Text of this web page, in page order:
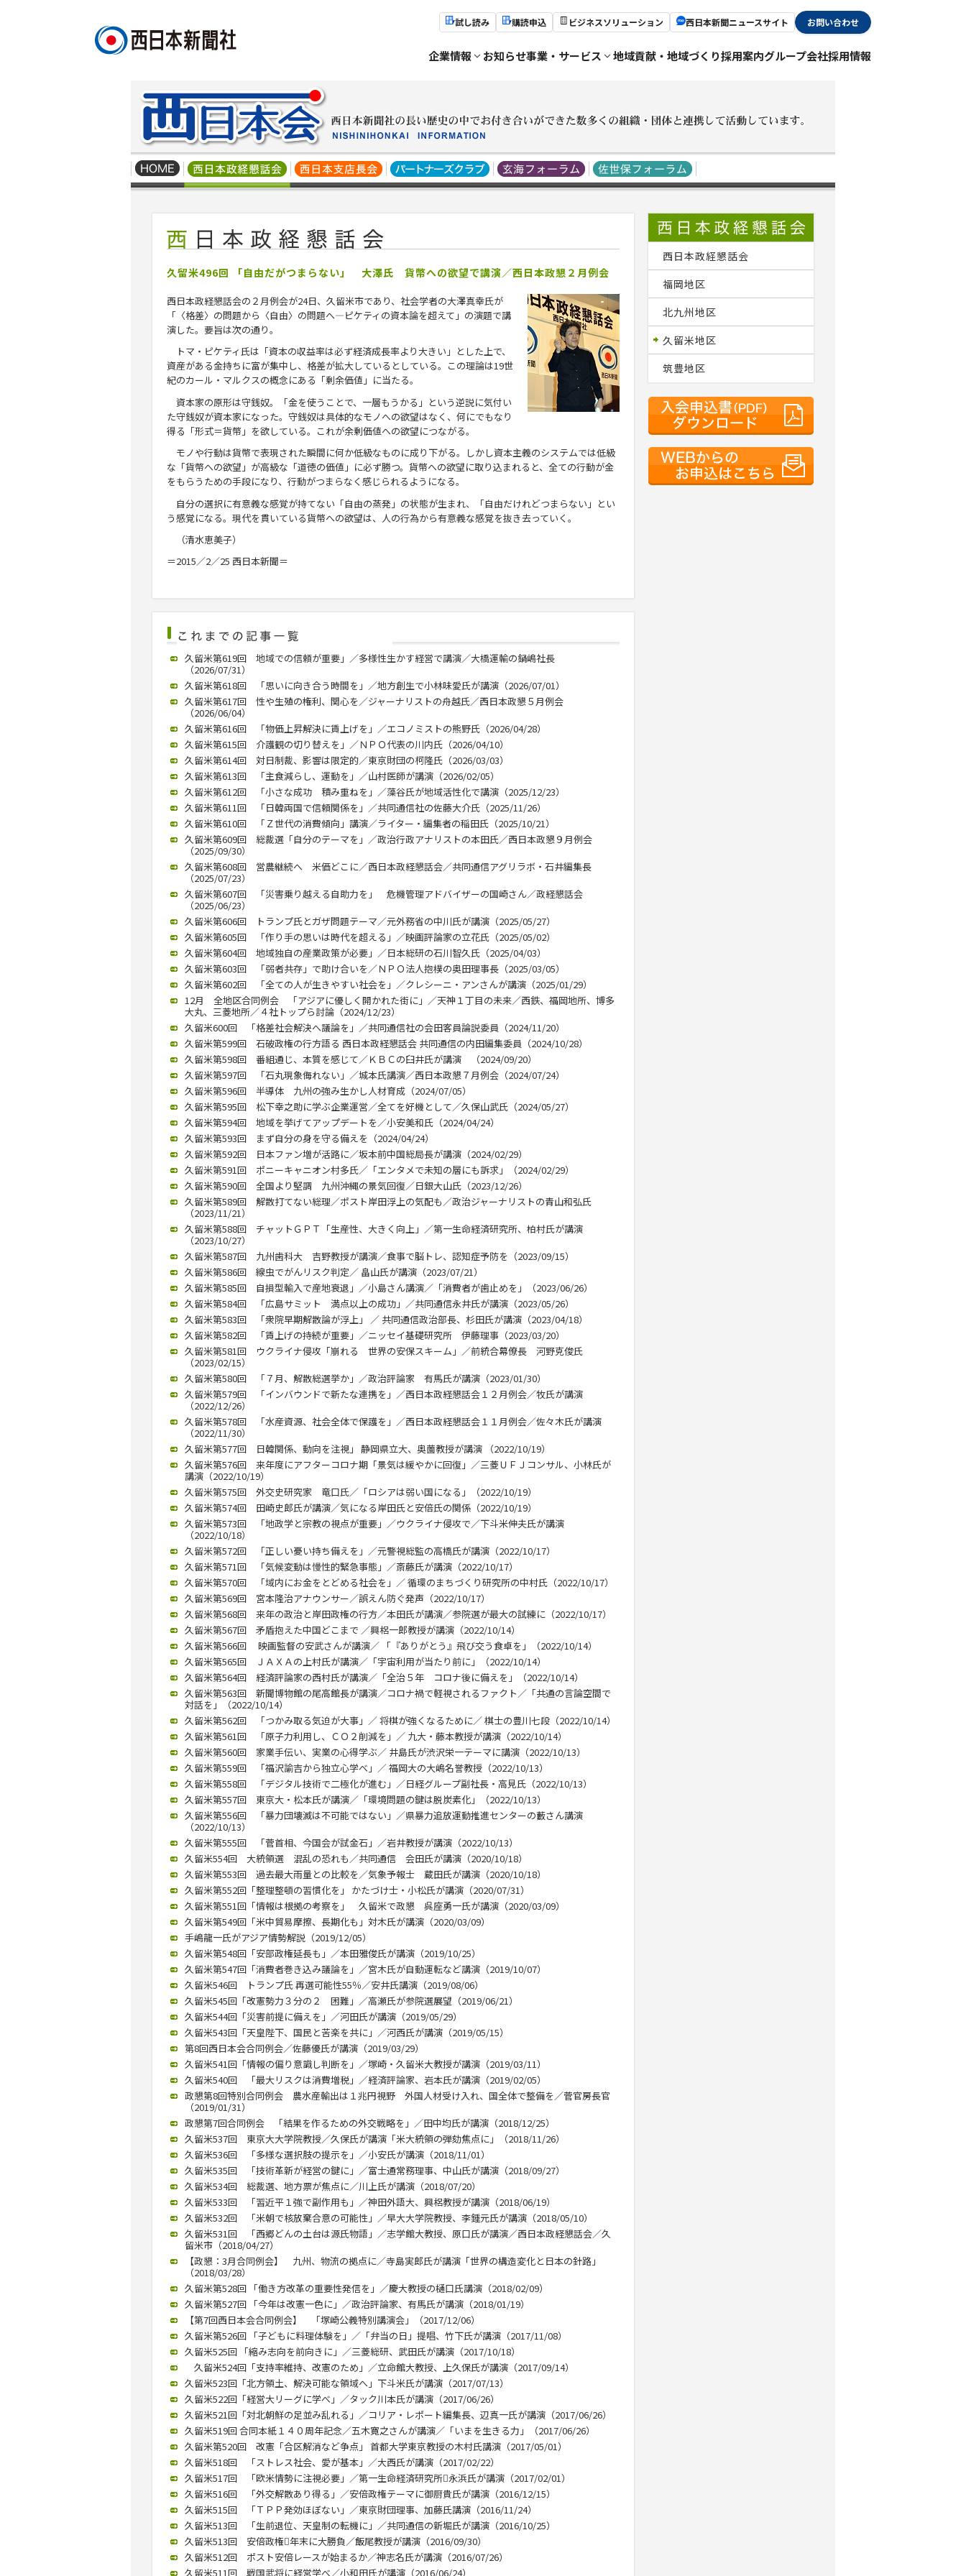
試し読み 購読申込 ビジネスソリューション 西日本新聞ニュースサイト お問い合わせ
企業情報 お知らせ事業・サービス 地域貢献・地域づくり採用案内グループ会社採用情報
久留米496回 「自由だがつまらない」 大澤氏 貨幣への欲望で講演／西日本政懇２月例会
西日本政経懇話会の２月例会が24日、久留米市であり、社会学者の大澤真幸氏が
「〈格差〉の問題から〈自由〉の問題へ―ピケティの資本論を超えて」の演題で講
演した。要旨は次の通り。
トマ・ピケティ氏は「資本の収益率は必ず経済成長率より大きい」とした上で、
資産がある金持ちに富が集中し、格差が拡大しているとしている。この理論は19世
紀のカール・マルクスの概念にある「剰余価値」に当たる。
資本家の原形は守銭奴。「金を使うことで、一層もうかる」という逆説に気付い
た守銭奴が資本家になった。守銭奴は具体的なモノへの欲望はなく、何にでもなり
得る「形式＝貨幣」を欲している。これが余剰価値への欲望につながる。
モノや行動は貨幣で表現された瞬間に何か低級なものに成り下がる。しかし資本主義のシステムでは低級
な「貨幣への欲望」が高級な「道徳の価値」に必ず勝つ。貨幣への欲望に取り込まれると、全ての行動が金
をもらうための手段になり、行動がつまらなく感じられるようになる。
自分の選択に有意義な感覚が持てない「自由の蒸発」の状態が生まれ、「自由だけれどつまらない」とい
う感覚になる。現代を貫いている貨幣への欲望は、人の行為から有意義な感覚を抜き去っていく。
（清水恵美子）
＝2015／2／25 西日本新聞＝
久留米第619回 地域での信頼が重要」／多様性生かす経営で講演／大橋運輸の鍋嶋社長
（2026/07/31）
久留米第618回 「思いに向き合う時間を」／地方創生で小林味愛氏が講演（2026/07/01）
久留米第617回 性や生殖の権利、関心を／ジャーナリストの舟越氏／西日本政懇５月例会
（2026/06/04）
久留米第616回 「物価上昇解決に賃上げを」／エコノミストの熊野氏（2026/04/28）
久留米第615回 介護観の切り替えを」／ＮＰＯ代表の川内氏（2026/04/10）
久留米第614回 対日制裁、影響は限定的／東京財団の柯隆氏（2026/03/03）
久留米第613回 「主食減らし、運動を」／山村医師が講演（2026/02/05）
久留米第612回 「小さな成功 積み重ねを」／藻谷氏が地域活性化で講演（2025/12/23）
久留米第611回 「日韓両国で信頼関係を」／共同通信社の佐藤大介氏（2025/11/26）
久留米第610回 「Ｚ世代の消費傾向」講演／ライター・編集者の稲田氏（2025/10/21）
久留米第609回 総裁選「自分のテーマを」／政治行政アナリストの本田氏／西日本政懇９月例会
（2025/09/30）
久留米第608回 営農継続へ 米価どこに／西日本政経懇話会／共同通信アグリラボ・石井編集長
（2025/07/23）
久留米第607回 「災害乗り越える自助力を」 危機管理アドバイザーの国崎さん／政経懇話会
（2025/06/23）
久留米第606回 トランプ氏とガザ問題テーマ／元外務省の中川氏が講演（2025/05/27）
久留米第605回 「作り手の思いは時代を超える」／映画評論家の立花氏（2025/05/02）
久留米第604回 地域独自の産業政策が必要」／日本総研の石川智久氏（2025/04/03）
久留米第603回 「弱者共存」で助け合いを／ＮＰＯ法人抱樸の奥田理事長（2025/03/05）
久留米第602回 「全ての人が生きやすい社会を」／クレシーニ・アンさんが講演（2025/01/29）
12月 全地区合同例会 「アジアに優しく開かれた街に」／天神１丁目の未来／西鉄、福岡地所、博多
大丸、三菱地所／４社トップら討論（2024/12/23）
久留米600回 「格差社会解決へ議論を」／共同通信社の会田客員論説委員（2024/11/20）
久留米第599回 石破政権の行方語る 西日本政経懇話会 共同通信の内田編集委員（2024/10/28）
久留米第598回 番組通じ、本質を感じて／ＫＢＣの臼井氏が講演 （2024/09/20）
久留米第597回 「石丸現象侮れない」／城本氏講演／西日本政懇７月例会（2024/07/24）
久留米第596回 半導体 九州の強み生かし人材育成（2024/07/05）
久留米第595回 松下幸之助に学ぶ企業運営／全てを好機として／久保山武氏（2024/05/27）
久留米第594回 地域を挙げてアップデートを／小安美和氏（2024/04/24）
久留米第593回 まず自分の身を守る備えを（2024/04/24）
久留米第592回 日本ファン増が活路に／坂本前中国総局長が講演（2024/02/29）
久留米第591回 ポニーキャニオン村多氏／「エンタメで未知の層にも訴求」（2024/02/29）
久留米第590回 全国より堅調 九州沖縄の景気回復／日銀大山氏（2023/12/26）
久留米第589回 解散打てない総理／ポスト岸田浮上の気配も／政治ジャーナリストの青山和弘氏
（2023/11/21）
久留米第588回 チャットＧＰＴ「生産性、大きく向上」／第一生命経済研究所、柏村氏が講演
（2023/10/27）
久留米第587回 九州歯科大 吉野教授が講演／食事で脳トレ、認知症予防を（2023/09/15）
久留米第586回 線虫でがんリスク判定／ 畠山氏が講演（2023/07/21）
久留米第585回 自損型輸入で産地衰退」／小島さん講演／「消費者が歯止めを」（2023/06/26）
久留米第584回 「広島サミット 満点以上の成功」／共同通信永井氏が講演（2023/05/26）
久留米第583回 「衆院早期解散論が浮上」 ／ 共同通信政治部長、杉田氏が講演（2023/04/18）
久留米第582回 「賃上げの持続が重要」／ニッセイ基礎研究所 伊藤理事（2023/03/20）
久留米第581回 ウクライナ侵攻「崩れる 世界の安保スキーム」／前統合幕僚長 河野克俊氏
（2023/02/15）
久留米第580回 「７月、解散総選挙か」／政治評論家 有馬氏が講演（2023/01/30）
久留米第579回 「インバウンドで新たな連携を」／西日本政経懇話会１２月例会／牧氏が講演
（2022/12/26）
久留米第578回 「水産資源、社会全体で保護を」／西日本政経懇話会１１月例会／佐々木氏が講演
（2022/11/30）
久留米第577回 日韓関係、動向を注視」 静岡県立大、奥薗教授が講演 （2022/10/19）
久留米第576回 来年度にアフターコロナ期「景気は緩やかに回復」／三菱ＵＦＪコンサル、小林氏が
講演（2022/10/19）
久留米第575回 外交史研究家 竜口氏／「ロシアは弱い国になる」（2022/10/19）
久留米第574回 田崎史郎氏が講演／気になる岸田氏と安倍氏の関係（2022/10/19）
久留米第573回 「地政学と宗教の視点が重要」／ウクライナ侵攻で／下斗米伸夫氏が講演
（2022/10/18）
久留米第572回 「正しい憂い持ち備えを」／元警視総監の高橋氏が講演（2022/10/17）
久留米第571回 「気候変動は慢性的緊急事態」／斎藤氏が講演（2022/10/17）
久留米第570回 「域内にお金をとどめる社会を」／ 循環のまちづくり研究所の中村氏（2022/10/17）
久留米第569回 宮本隆治アナウンサー／誤えん防ぐ発声（2022/10/17）
久留米第568回 来年の政治と岸田政権の行方／本田氏が講演／参院選が最大の試練に（2022/10/17）
久留米第567回 矛盾抱えた中国どこまで ／興梠一郎教授が講演（2022/10/14）
久留米第566回 映画監督の安武さんが講演／ 「『ありがとう』飛び交う食卓を」（2022/10/14）
久留米第565回 ＪＡＸＡの上村氏が講演／「宇宙利用が当たり前に」（2022/10/14）
久留米第564回 経済評論家の西村氏が講演／「全治５年 コロナ後に備えを」（2022/10/14）
久留米第563回 新聞博物館の尾高館長が講演／コロナ禍で軽視されるファクト／「共通の言論空間で
対話を」（2022/10/14）
久留米第562回 「つかみ取る気迫が大事」／ 将棋が強くなるために／ 棋士の豊川七段（2022/10/14）
久留米第561回 「原子力利用し、ＣＯ２削減を」／ 九大・藤本教授が講演（2022/10/14）
久留米第560回 家業手伝い、実業の心得学ぶ／ 井島氏が渋沢栄一テーマに講演（2022/10/13）
久留米第559回 「福沢諭吉から独立心学べ」／ 福岡大の大嶋名誉教授（2022/10/13）
久留米第558回 「デジタル技術で二極化が進む」／日経グループ副社長・高見氏（2022/10/13）
久留米第557回 東京大・松本氏が講演／「環境問題の鍵は脱炭素化」（2022/10/13）
久留米第556回 「暴力団壊滅は不可能ではない」／県暴力追放運動推進センターの藪さん講演
（2022/10/13）
久留米第555回 「菅首相、今国会が試金石」／岩井教授が講演（2022/10/13）
久留米554回 大統領選 混乱の恐れも／共同通信 会田氏が講演（2020/10/18）
久留米第553回 過去最大雨量との比較を／気象予報士 蔵田氏が講演（2020/10/18）
久留米第552回「整理整頓の習慣化を」 かたづけ士・小松氏が講演（2020/07/31）
久留米第551回「情報は根拠の考察を」 久留米で政懇 呉座勇一氏が講演（2020/03/09）
久留米第549回「米中貿易摩擦、長期化も」対木氏が講演（2020/03/09）
手嶋龍一氏がアジア情勢解説（2019/12/05）
久留米第548回「安部政権延長も」／本田雅俊氏が講演（2019/10/25）
久留米第547回「消費者巻き込み議論を」／宮木氏が自動運転など講演（2019/10/07）
久留米546回 トランプ氏 再選可能性55％／安井氏講演（2019/08/06）
久留米545回「改憲勢力３分の２ 困難」／高瀬氏が参院選展望（2019/06/21）
久留米544回「災害前提に備えを」／河田氏が講演（2019/05/29）
久留米543回「天皇陛下、国民と苦楽を共に」／河西氏が講演（2019/05/15）
第8回西日本会合同例会／佐藤優氏が講演（2019/03/29）
久留米541回「情報の偏り意識し判断を」／塚崎・久留米大教授が講演（2019/03/11）
久留米540回 「最大リスクは消費増税」／経済評論家、岩本氏が講演（2019/02/05）
政懇第8回特別合同例会 農水産輸出は１兆円視野 外国人材受け入れ、国全体で整備を／菅官房長官
（2019/01/31）
政懇第7回合同例会 「結果を作るための外交戦略を」／田中均氏が講演（2018/12/25）
久留米537回 東京大大学院教授／久保氏が講演「米大統領の弾劾焦点に」（2018/11/26）
久留米536回 「多様な選択肢の提示を」／小安氏が講演（2018/11/01）
久留米535回 「技術革新が経営の鍵に」／富士通常務理事、中山氏が講演（2018/09/27）
久留米534回 総裁選、地方票が焦点に／川上氏が講演（2018/07/20）
久留米533回 「習近平１強で副作用も」／神田外語大、興梠教授が講演（2018/06/19）
久留米532回 「米朝で核放棄合意の可能性」／早大大学院教授、李鍾元氏が講演（2018/05/10）
久留米531回 「西郷どんの土台は源氏物語」／志学館大教授、原口氏が講演／西日本政経懇話会／久
留米市（2018/04/27）
【政懇：3月合同例会】 九州、物流の拠点に／寺島実郎氏が講演「世界の構造変化と日本の針路」
（2018/03/28）
久留米第528回 「働き方改革の重要性発信を」／慶大教授の樋口氏講演（2018/02/09）
久留米第527回 「今年は改憲一色に」／政治評論家、有馬氏が講演（2018/01/19）
【第7回西日本会合同例会】 「塚崎公義特別講演会」（2017/12/06）
久留米第526回 「子どもに料理体験を」／「弁当の日」提唱、竹下氏が講演（2017/11/08）
久留米525回 「縮み志向を前向きに」／三菱総研、武田氏が講演（2017/10/18）
久留米524回「支持率維持、改憲のため」／立命館大教授、上久保氏が講演（2017/09/14）
久留米523回「北方領土、解決可能な領域へ」下斗米氏が講演（2017/07/13）
久留米522回「経営大リーグに学べ」／タック川本氏が講演（2017/06/26）
久留米521回「対北朝鮮の足並み乱れる」／コリア・レポート編集長、辺真一氏が講演（2017/06/26）
久留米519回 合同本紙１４０周年記念／五木寛之さんが講演／「いまを生きる力」（2017/06/26）
久留米第520回 改憲「合区解消など争点」 首都大学東京教授の木村氏講演（2017/05/01）
久留米518回 「ストレス社会、愛が基本」／大西氏が講演（2017/02/22）
久留米517回 「欧米情勢に注視必要」／第一生命経済研究所永浜氏が講演（2017/02/01）
久留米516回 「外交解散あり得る」／安倍政権テーマに御厨貴氏が講演（2016/12/15）
久留米515回 「ＴＰＰ発効ほぼない」／東京財団理事、加藤氏講演（2016/11/24）
久留米513回 「生前退位、天皇制の転機に」／共同通信の新堀氏が講演（2016/10/25）
久留米513回 安倍政権年末に大勝負／飯尾教授が講演（2016/09/30）
久留米512回 ポスト安倍レースが始まるか／神志名氏が講演（2016/07/26）
久留米511回 戦国武将に経営学べ／小和田氏が講演（2016/06/24）
西日本政経懇話会
福岡地区
北九州地区
久留米地区
筑豊地区